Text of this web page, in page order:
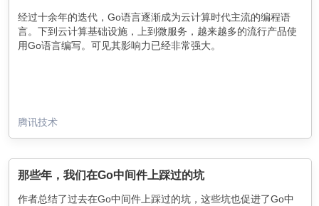
经过十余年的迭代，Go语言逐渐成为云计算时代主流的编程语
言。下到云计算基础设施，上到微服务，越来越多的流行产品使
用Go语言编写。可见其影响力已经非常强大。
腾讯技术
那些年，我们在Go中间件上踩过的坑
作者总结了过去在Go中间件上踩过的坑，这些坑也促进了Go中